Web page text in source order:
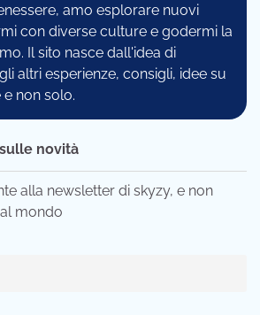
amo esplorare nuovi
con diverse culture e godermi la
Il sito nasce dall'idea di
altri esperienze, consigli, idee su
non solo.
novità
alla newsletter di skyzy, e non
mondo